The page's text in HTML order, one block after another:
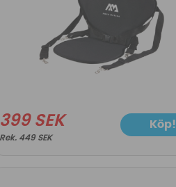
399 SEK
449 SEK
Köp!